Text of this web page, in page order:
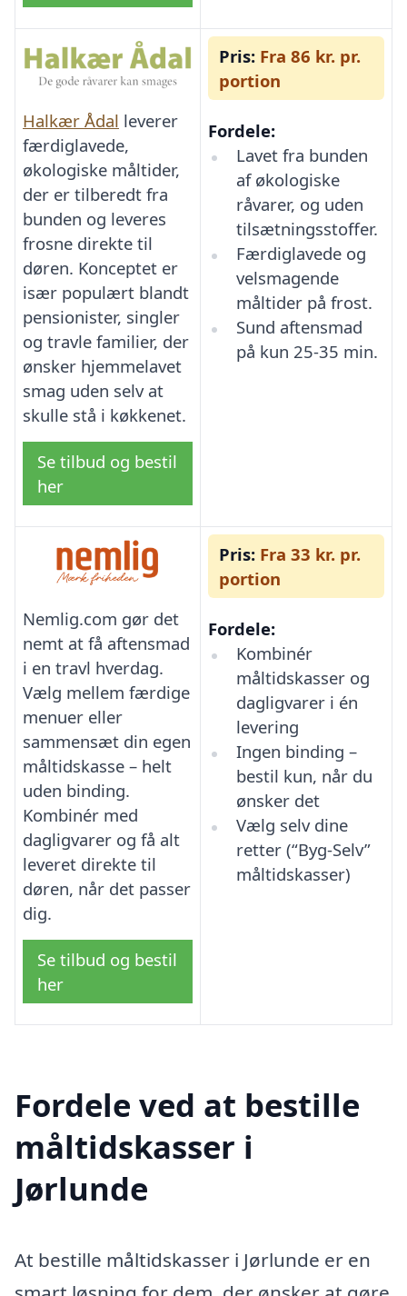
Halkær Ådal leverer
færdiglavede,
økologiske måltider,
der er tilberedt fra
bunden og leveres
frosne direkte til
døren. Konceptet er
især populært blandt
pensionister, singler
og travle familier, der
ønsker hjemmelavet
smag uden selv at
skulle stå i køkkenet.
Se tilbud og bestil
her
Pris: Fra 86 kr. pr.
portion
Fordele:
Lavet fra bunden
af økologiske
råvarer, og uden
tilsætningsstoffer.
Færdiglavede og
velsmagende
måltider på frost.
Sund aftensmad
på kun 25-35 min.
Nemlig.com gør det
nemt at få aftensmad
i en travl hverdag.
Vælg mellem færdige
menuer eller
sammensæt din egen
måltidskasse – helt
uden binding.
Kombinér med
dagligvarer og få alt
leveret direkte til
døren, når det passer
dig.
Se tilbud og bestil
her
Pris: Fra 33 kr. pr.
portion
Fordele:
Kombinér
måltidskasser og
dagligvarer i én
levering
Ingen binding –
bestil kun, når du
ønsker det
Vælg selv dine
retter (“Byg-Selv”
måltidskasser)
Fordele ved at bestille
måltidskasser i
Jørlunde
At bestille måltidskasser i Jørlunde er en